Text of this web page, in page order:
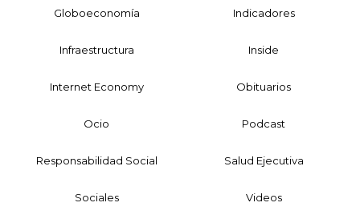
Globoeconomía Indicadores
Infraestructura Inside
Internet Economy Obituarios
Ocio Podcast
Responsabilidad Social Salud Ejecutiva
Sociales Videos